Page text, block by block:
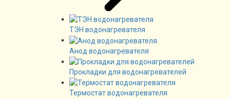
ТЭН водонагревателя
Анод водонагревателя
Прокладки для водонагревателей
Термостат водонагревателя